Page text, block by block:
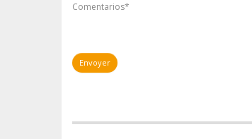
Comentarios*
Envoyer